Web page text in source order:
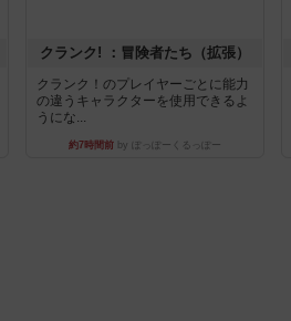
クランク! ：冒険者たち（拡張）
クランク！のプレイヤーごとに能力
の違うキャラクターを使用できるよ
うにな...
約7時間前 by ぽっぽーくるっぽー